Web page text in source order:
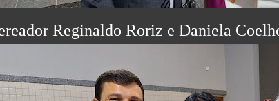
Reginaldo Roriz e Daniela